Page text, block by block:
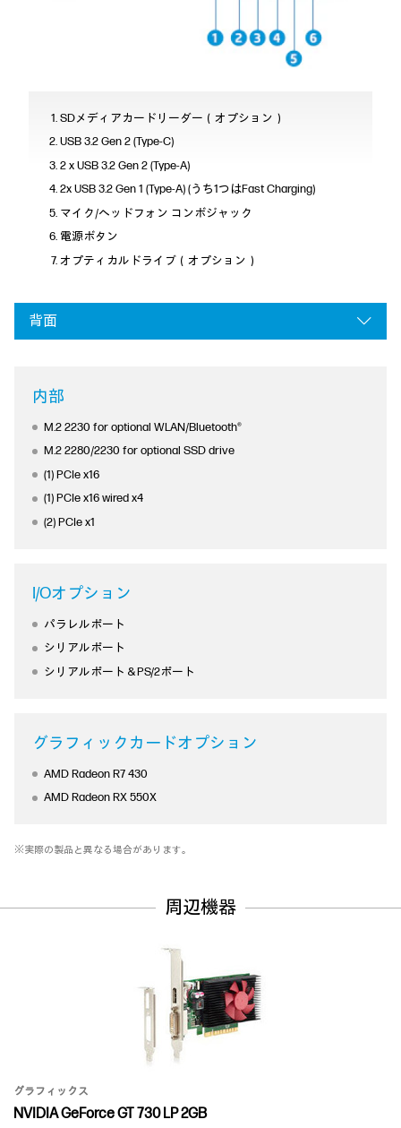
SDメディアカードリーダー（オプション）
USB 3.2 Gen 2 (Type-C)
2 x USB 3.2 Gen 2 (Type-A)
2x USB 3.2 Gen 1 (Type-A) (うち1つはFast Charging)
マイク/ヘッドフォン コンボジャック
電源ボタン
オプティカルドライブ（オプション）
背面
内部
M.2 2230 for optional WLAN/Bluetooth®
M.2 2280/2230 for optional SSD drive
(1) PCIe x16
(1) PCIe x16 wired x4
(2) PCIe x1
I/Oオプション
パラレルポート
シリアルポート
シリアルポート＆PS/2ポート
グラフィックカードオプション
AMD Radeon R7 430
AMD Radeon RX 550X
※実際の製品と異なる場合があります。
周辺機器
グラフィックス
NVIDIA GeForce GT 730 LP 2GB